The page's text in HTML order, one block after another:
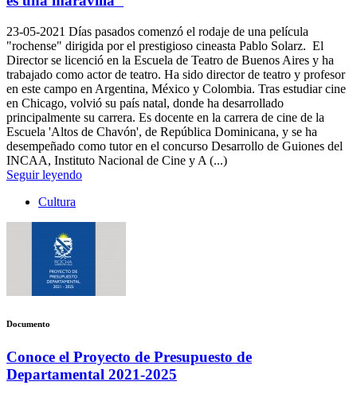
23-05-2021 Días pasados comenzó el rodaje de una película
"rochense" dirigida por el prestigioso cineasta Pablo Solarz. El
Director se licenció en la Escuela de Teatro de Buenos Aires y ha
trabajado como actor de teatro. Ha sido director de teatro y profesor
en este campo en Argentina, México y Colombia. Tras estudiar cine
en Chicago, volvió su país natal, donde ha desarrollado
principalmente su carrera. Es docente en la carrera de cine de la
Escuela 'Altos de Chavón'​, de República Dominicana, y se ha
desempeñado como tutor en el concurso Desarrollo de Guiones del
INCAA, Instituto Nacional de Cine y A (...)
Seguir leyendo
Cultura
Documento
Conoce el Proyecto de Presupuesto de
Departamental 2021-2025